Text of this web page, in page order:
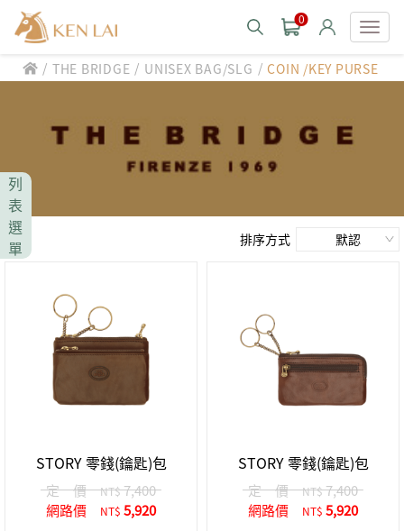
0
款式分類 style
男士包款 MEN'S BAG
男士夾款 MEN'S WALLET
中性商品 UNISEX BAG/SLG
皮革保養 LEATHER CARE
CHIARUGI
男士包款 MEN'S BAG
男士夾款 MEN'S WALLET
男士皮帶 MEN'S BELT
女士夾款 LADIES' WALLET
中性商品 UNISEX BAG/SLG
關於 CHIARUGI
CUMAR
男士皮帶 MEN'S BELT
女士包款 LADIES' BAG
女士夾款 LADIES' WALLET
中性商品 UNISEX BAG/SLG
Roberta di Camerino
男士夾款 MEN'S WALLET
男士皮帶 MEN'S BELT
女士包款 LADIES' BAG
中性商品 UNISEX BAG/SLG
關於 Roberta di Camerino
男士包款 MEN'S BAG
男士夾款 MEN'S WALLET
男士皮帶 MEN'S BELT
女士夾款 LADIES' WALLET
中性商品 UNISEX BAG/SLG
期間限定 limited edition
珍藏 THE BRIDGE (TB SPECIAL)
男士夾款 MEN'S WALLET
男士皮帶 MEN'S BELT
女士包款 LADIES' BAG
/ THE BRIDGE / UNISEX BAG/SLG / COIN /KEY PURSE
列
表
選
單
排序方式
STORY 零錢(鑰匙)包
定 價 NT$7,400
網路價
NT$ 5,920
STORY 零錢(鑰匙)包
定 價 NT$7,400
網路價
NT$ 5,920